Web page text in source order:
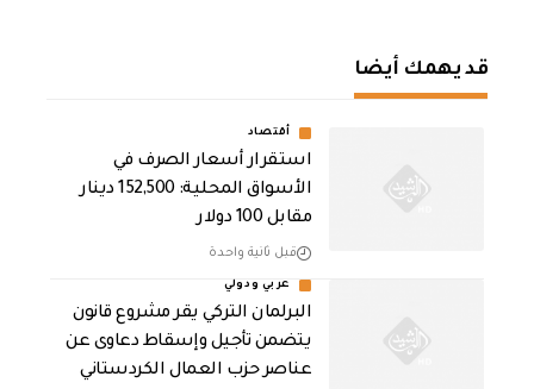
قد يهمك أيضا
أقتصاد
استقرار أسعار الصرف في
الأسواق المحلية: 152,500 دينار
مقابل 100 دولار
قبل ثانية واحدة
عربي ودولي
البرلمان التركي يقر مشروع قانون
يتضمن تأجيل وإسقاط دعاوى عن
عناصر حزب العمال الكردستاني